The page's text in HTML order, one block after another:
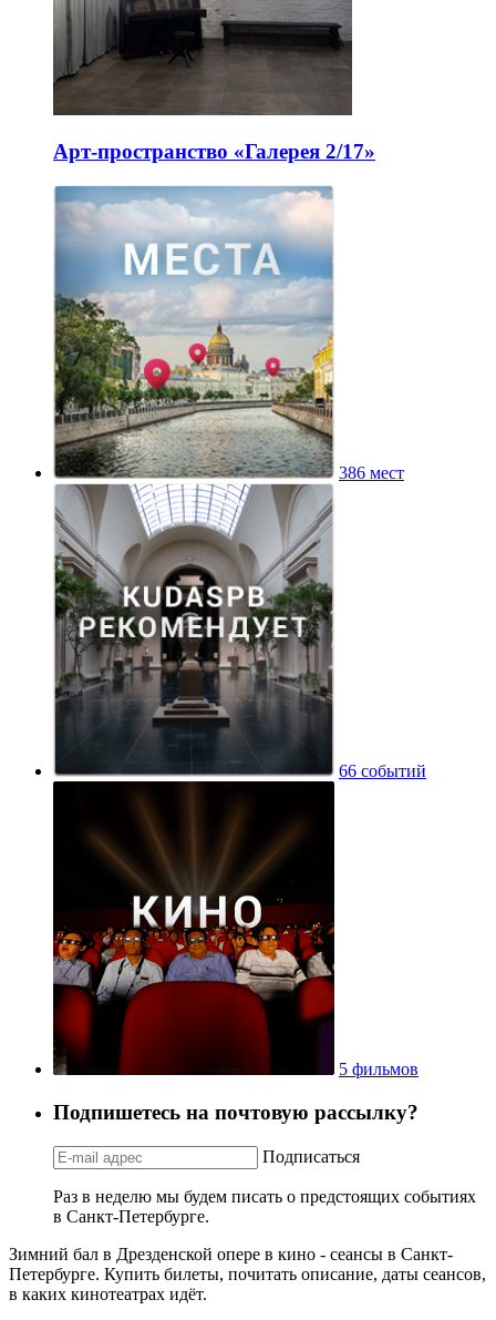
Арт-пространство «Галерея 2/17»
386 мест
66 событий
5 фильмов
Подпишетесь на почтовую рассылку?
Подписаться
Раз в неделю мы будем писать о предстоящих событиях
в Санкт-Петербурге.
Зимний бал в Дрезденской опере в кино - сеансы в Санкт-
Петербурге. Купить билеты, почитать описание, даты сеансов,
в каких кинотеатрах идёт.